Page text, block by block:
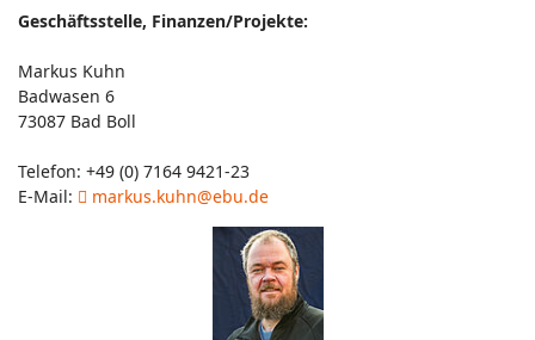
Geschäftsstelle, Finanzen/Projekte:
Markus Kuhn
Badwasen 6
73087 Bad Boll
Telefon: +49 (0) 7164 9421-23
E-Mail:
markus.kuhn@ebu.de